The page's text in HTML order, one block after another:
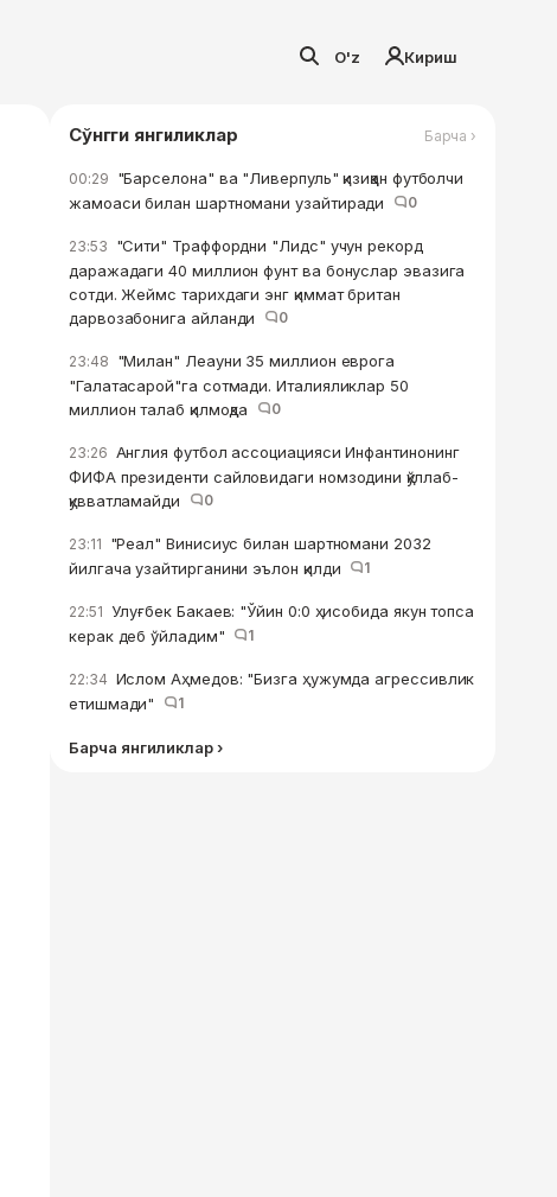
O'z Кириш
Сўнгги янгиликлар Барча ›
00:29 "Барселона" ва "Ливерпуль" қизиққан футболчи
жамоаси билан шартномани узайтиради
0
23:53 "Сити" Траффордни "Лидс" учун рекорд
даражадаги 40 миллион фунт ва бонуслар эвазига
сотди. Жеймс тарихдаги энг қиммат британ
дарвозабонига айланди
0
23:48 "Милан" Леауни 35 миллион еврога
"Галатасарой"га сотмади. Италияликлар 50
миллион талаб қилмоқда
0
23:26 Англия футбол ассоциацияси Инфантинонинг
ФИФА президенти сайловидаги номзодини қўллаб-
қувватламайди
0
23:11 "Реал" Винисиус билан шартномани 2032
йилгача узайтирганини эълон қилди
1
22:51 Улуғбек Бакаев: "Ўйин 0:0 ҳисобида якун топса
керак деб ўйладим"
1
22:34 Ислом Аҳмедов: "Бизга ҳужумда агрессивлик
етишмади"
1
Барча янгиликлар ›